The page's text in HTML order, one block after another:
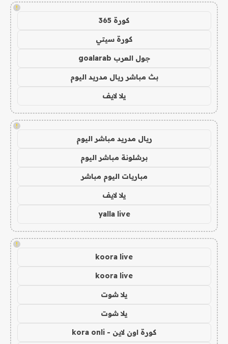
!
كورة 365
كورة سيتي
جول العرب goalarab
بث مباشر ريال مدريد اليوم
يلا لايف
!
ريال مدريد مباشر اليوم
برشلونة مباشر اليوم
مباريات اليوم مباشر
يلا لايف
yalla live
!
koora live
koora live
يلا شوت
يلا شوت
كورة اون لاين - kora onli